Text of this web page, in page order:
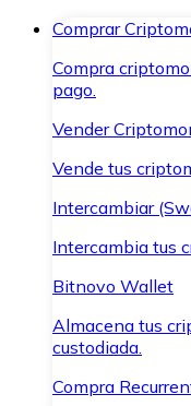
Comprar
Compra
pago.
Vender
Vende tus
Intercambiar
Intercambia tus
Bitnovo Wallet
Almacena tus
custodiada.
Compra